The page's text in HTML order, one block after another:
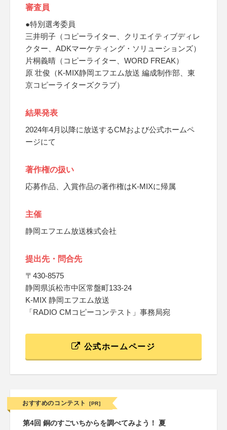
審査員
●特別選考委員
三井明子（コピーライター、クリエイティブディレ
クター、ADKマーケティング・ソリューションズ）
片桐義晴（コピーライター、WORD FREAK）
原 壮俊（K-MIX静岡エフエム放送 編成制作部、東
京コピーライターズクラブ）
結果発表
2024年4月以降に放送するCMおよび公式ホームペ
ージにて
著作権の扱い
応募作品、入賞作品の著作権はK-MIXに帰属
主催
静岡エフエム放送株式会社
提出先・問合先
〒430-8575
静岡県浜松市中区常盤町133-24
K-MIX 静岡エフエム放送
「RADIO CMコピーコンテスト」事務局宛
公式ホームページ
おすすめのコンテスト [PR]
第4回 銅のすごいちからを調べてみよう！ 夏